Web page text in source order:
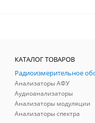
КАТАЛОГ ТОВАРОВ
Анализаторы АФУ
Аудиоанализаторы
Анализаторы модуляции
Анализаторы спектра